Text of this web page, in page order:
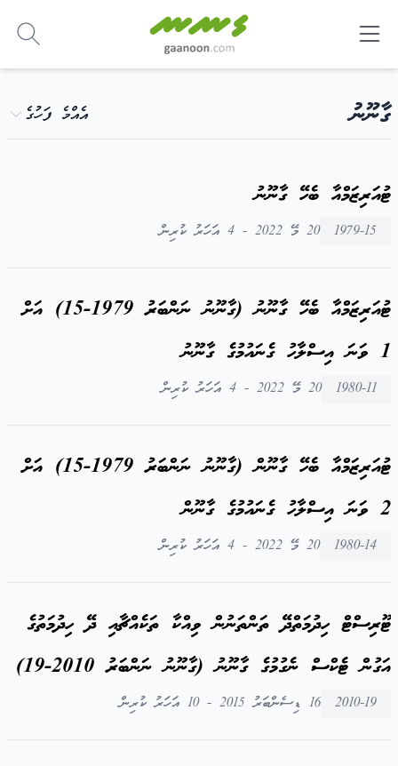
ގާނޫނު އެއްމެ ފަހުގެ
ޓުއަރިޒަމްއާ ބެހޭ ގާނޫނު
1979-15 20 މޭ 2022 - 4 އަހަރު ކުރިން
ޓުއަރިޒަމްއާ ބެހޭ ގާނޫނު (ގާނޫނު ނަންބަރު 1979-15) އަށް
1 ވަނަ އިސްލާހު ގެނައުމުގެ ގާނޫނު
1980-11 20 މޭ 2022 - 4 އަހަރު ކުރިން
ޓުއަރިޒަމްއާ ބެހޭ ގާނޫން (ގާނޫނު ނަންބަރު 1979-15) އަށް
2 ވަނަ އިސްލާހު ގެނައުމުގެ ގާނޫން
1980-14 20 މޭ 2022 - 4 އަހަރު ކުރިން
ޓޫރިސްޓް ހިދުމަތްދޭ ތަންތަނުން ވިއްކާ ތަކެއްޗާއި ދޭ ހިދުމަތުގެ
އަގުން ޓެކްސް ނެގުމުގެ ގާނޫނު (ގާނޫނު ނަންބަރު 2010-19)
2010-19 16 ޑިސެންބަރު 2015 - 10 އަހަރު ކުރިން